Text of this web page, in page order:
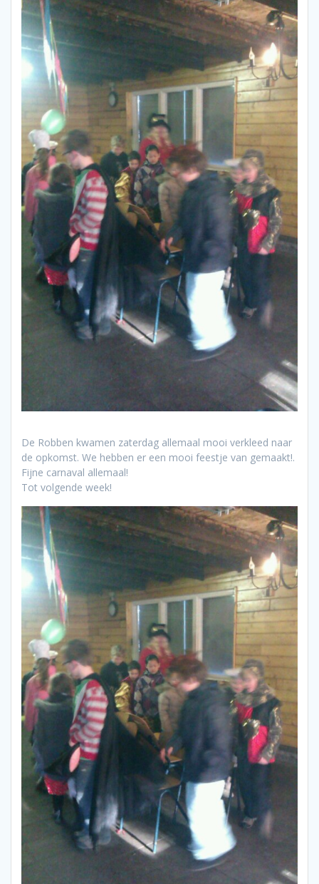
De Robben kwamen zaterdag allemaal mooi verkleed naar
de opkomst. We hebben er een mooi feestje van gemaakt!.
Fijne carnaval allemaal!
Tot volgende week!